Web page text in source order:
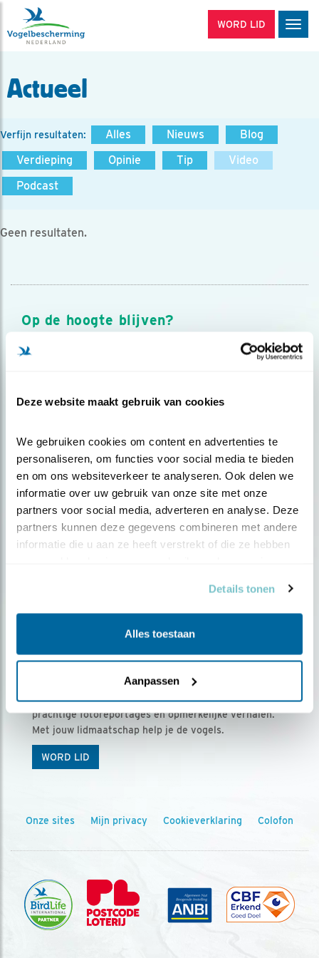
Deze website maakt gebruik van cookies
We gebruiken cookies om content en advertenties te
personaliseren, om functies voor social media te bieden
en om ons websiteverkeer te analyseren. Ook delen we
informatie over uw gebruik van onze site met onze
partners voor social media, adverteren en analyse. Deze
partners kunnen deze gegevens combineren met andere
informatie die u aan ze heeft verstrekt of die ze hebben
Details tonen
Alles toestaan
Aanpassen
WORD LID
Actueel
Verfijn resultaten: Alles Nieuws
Blog
Verdieping
Opinie Tip
Video
Podcast
Geen resultaten.
Op de hoogte blijven?
Meld je aan en ontvang nieuws, inspiratie, acties en tips
over vogels en activiteiten van Vogelbescherming.
Ontvang 5 x Vogels voor € 36,00 per jaar
Vogels is het tijdschrift voor onze leden, met
prachtige fotoreportages en opmerkelijke verhalen.
Met jouw lidmaatschap help je de vogels.
WORD LID
Onze sites Mijn privacy Cookieverklaring Colofon